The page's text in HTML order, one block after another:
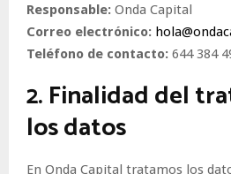
Responsable: Onda Capital
Correo electrónico:
Teléfono de contacto: 644 384
2. Finalidad del
los datos
En Onda Capital tratamos los